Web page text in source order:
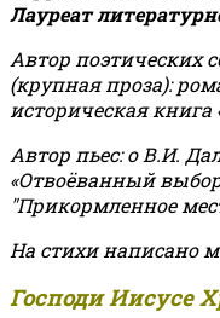
Лауреат
Автор поэтических
(крупная проза):
историческая книга
Автор пьес: о В.И.
«Отвоёванный выбор
"Прикормленное
На стихи написано
Господи Иисусе